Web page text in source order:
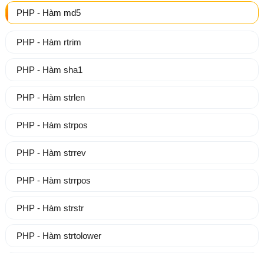
PHP - Hàm md5
PHP - Hàm rtrim
PHP - Hàm sha1
PHP - Hàm strlen
PHP - Hàm strpos
PHP - Hàm strrev
PHP - Hàm strrpos
PHP - Hàm strstr
PHP - Hàm strtolower